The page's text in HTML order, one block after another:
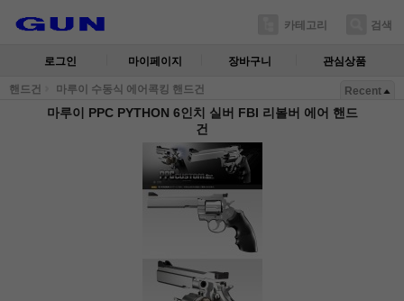
카테고리 검색
로그인 마이페이지 장바구니 관심상품
핸드건 마루이 수동식 에어콕킹 핸드건 Recent
마루이 PPC PYTHON 6인치 실버 FBI 리볼버 에어 핸드
건